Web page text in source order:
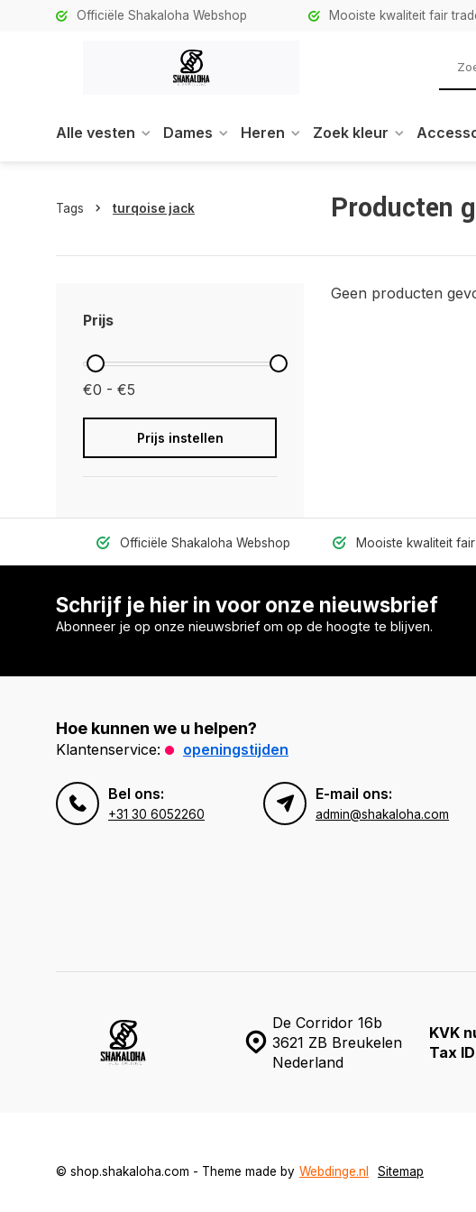
Officiële Shakaloha Webshop Mooiste kwaliteit fair
Alle vesten Dames Heren Zoek kleur
Tags turqoise jack Producten
Prijs
€0 - €5
Prijs instellen
Geen producten
Officiële Shakaloha Webshop Mooiste kwaliteit
Schrijf je hier in voor onze nieuwsbrief
Abonneer je op onze nieuwsbrief om op de hoogte te blijven.
Hoe kunnen we u helpen?
Klantenservice: openingstijden
Bel ons:
+31 30 6052260
E-mail ons:
admin@shakaloha.com
De Corridor 16b
3621 ZB Breukelen
Nederland
KVK
Tax
© shop.shakaloha.com - Theme made by Webdinge.nl Sitemap